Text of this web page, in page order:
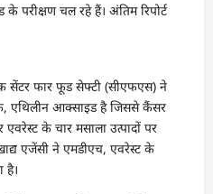
परीक्षण चल रहे हैं। अंतिम रिपोर्ट
सेंटर फार फूड सेफ्टी (सीएफएस) ने
एथिलीन आक्साइड है जिससे कैंसर
के चार मसाला उत्पादों पर
एजेंसी ने एमडीएच, एवरेस्ट के
है।